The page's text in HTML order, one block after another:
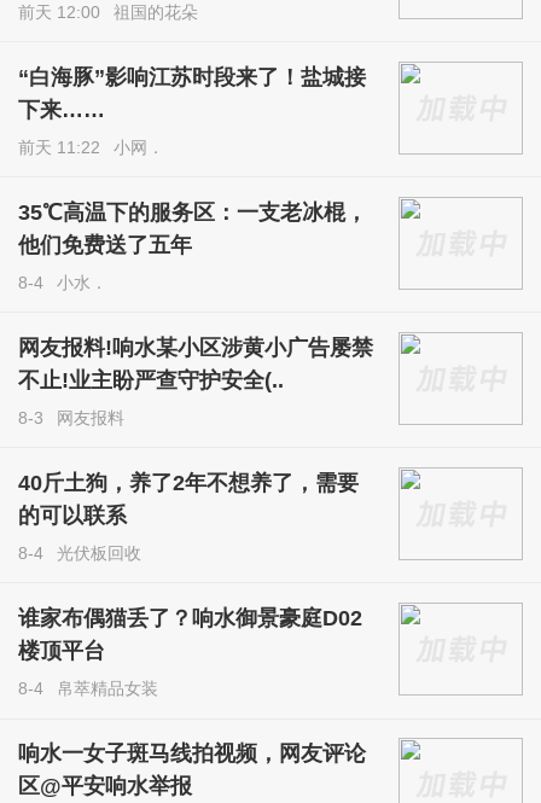
前天 12:00 祖国的花朵
“白海豚”影响江苏时段来了！盐城接
下来……
前天 11:22 小网．
35℃高温下的服务区：一支老冰棍，
他们免费送了五年
8-4 小水．
网友报料!响水某小区涉黄小广告屡禁
不止!业主盼严查守护安全(..
8-3 网友报料
40斤土狗，养了2年不想养了，需要
的可以联系
8-4 光伏板回收
谁家布偶猫丢了？响水御景豪庭D02
楼顶平台
8-4 帛萃精品女装
响水一女子斑马线拍视频，网友评论
区@平安响水举报